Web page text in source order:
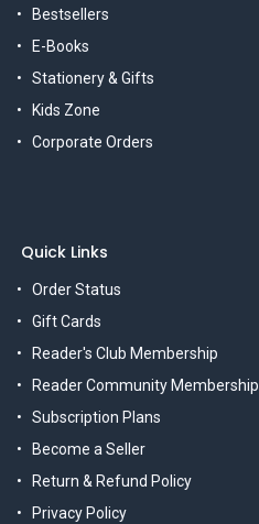
Bestsellers
E-Books
Stationery & Gifts
Kids Zone
Corporate Orders
Quick Links
Order Status
Gift Cards
Reader's Club Membership
Reader Community Membership
Subscription Plans
Become a Seller
Return & Refund Policy
Privacy Policy